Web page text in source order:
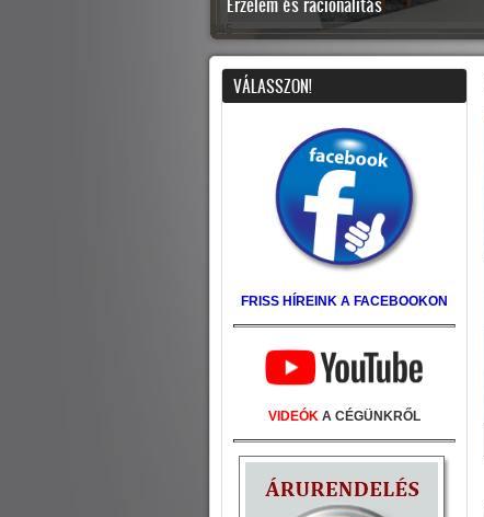
345
VÁLASSZON!
FRISS HÍREINK A FACEBOOKON
VIDEÓK A CÉGÜNKRŐL